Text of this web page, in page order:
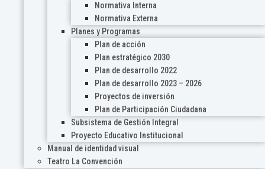
Normativa Interna
Normativa Externa
Planes y Programas
Plan de acción
Plan estratégico 2030
Plan de desarrollo 2022
Plan de desarrollo 2023 – 2026
Proyectos de inversión
Plan de Participación Ciudadana
Subsistema de Gestión Integral
Proyecto Educativo Institucional
Manual de identidad visual
Teatro La Convención